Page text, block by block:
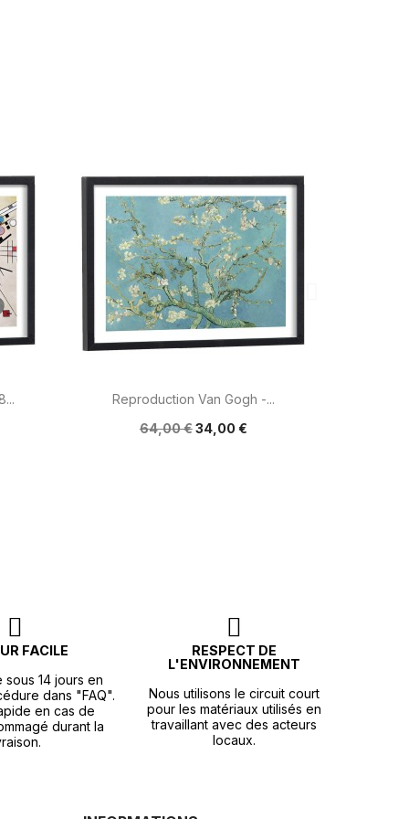
Aperçu rapide
Reproduction Van Gogh -...
64,00 €34,00 €
FACILE
sous 14 jours en
dans "FAQ".
en cas de
durant la
RESPECT DE
L'ENVIRONNEMENT
Nous utilisons le circuit court
pour les matériaux utilisés en
travaillant avec des acteurs
locaux.